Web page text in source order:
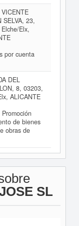
SELVA, 23,
Elx,
por cuenta
DEL
8, 03203,
ALICANTE
de bienes
obras de
SL